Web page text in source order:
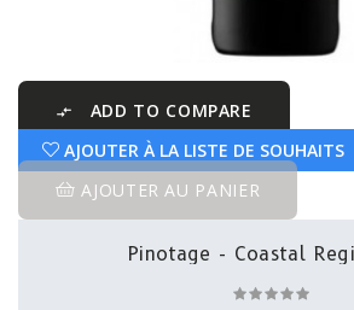

ADD TO COMPARE
AJOUTER À LA LISTE DE SOUHAITS
AJOUTER AU PANIER
Pinotage - Coastal